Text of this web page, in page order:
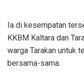
Ia di kesempatan
KKBM Kaltara dan
warga Tarakan untuk
bersama-sama.